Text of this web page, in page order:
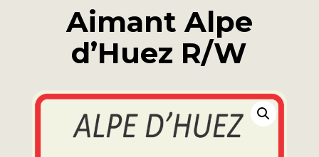
Aimant Alpe
d’Huez R/W